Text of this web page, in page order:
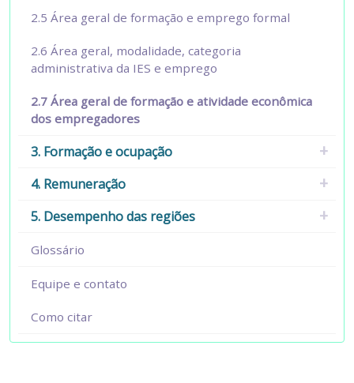
2.5 Área geral de formação e emprego formal
2.6 Área geral, modalidade, categoria
administrativa da IES e emprego
2.7 Área geral de formação e atividade econômica
dos empregadores
3. Formação e ocupação
4. Remuneração
5. Desempenho das regiões
Glossário
Equipe e contato
Como citar